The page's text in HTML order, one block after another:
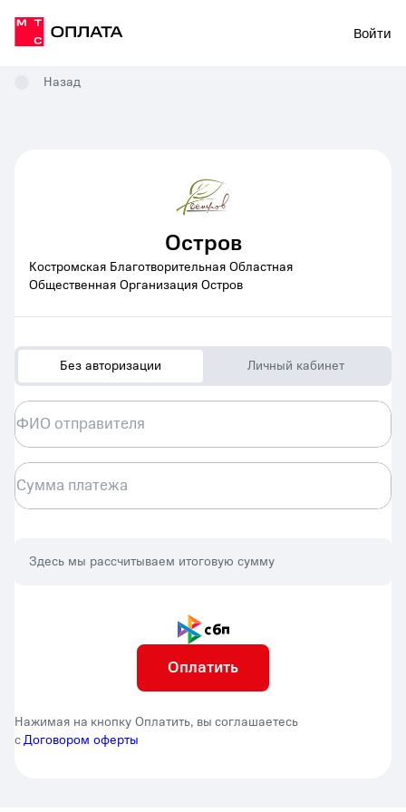
Войти
Назад
Остров
Костромская Благотворительная Областная
Общественная Организация Остров
Без авторизации Личный кабинет
ФИО отправителя
Сумма платежа
Здесь мы рассчитываем итоговую сумму
Нажимая на кнопку Оплатить, вы соглашаетесь
сДоговором оферты
Оплатить